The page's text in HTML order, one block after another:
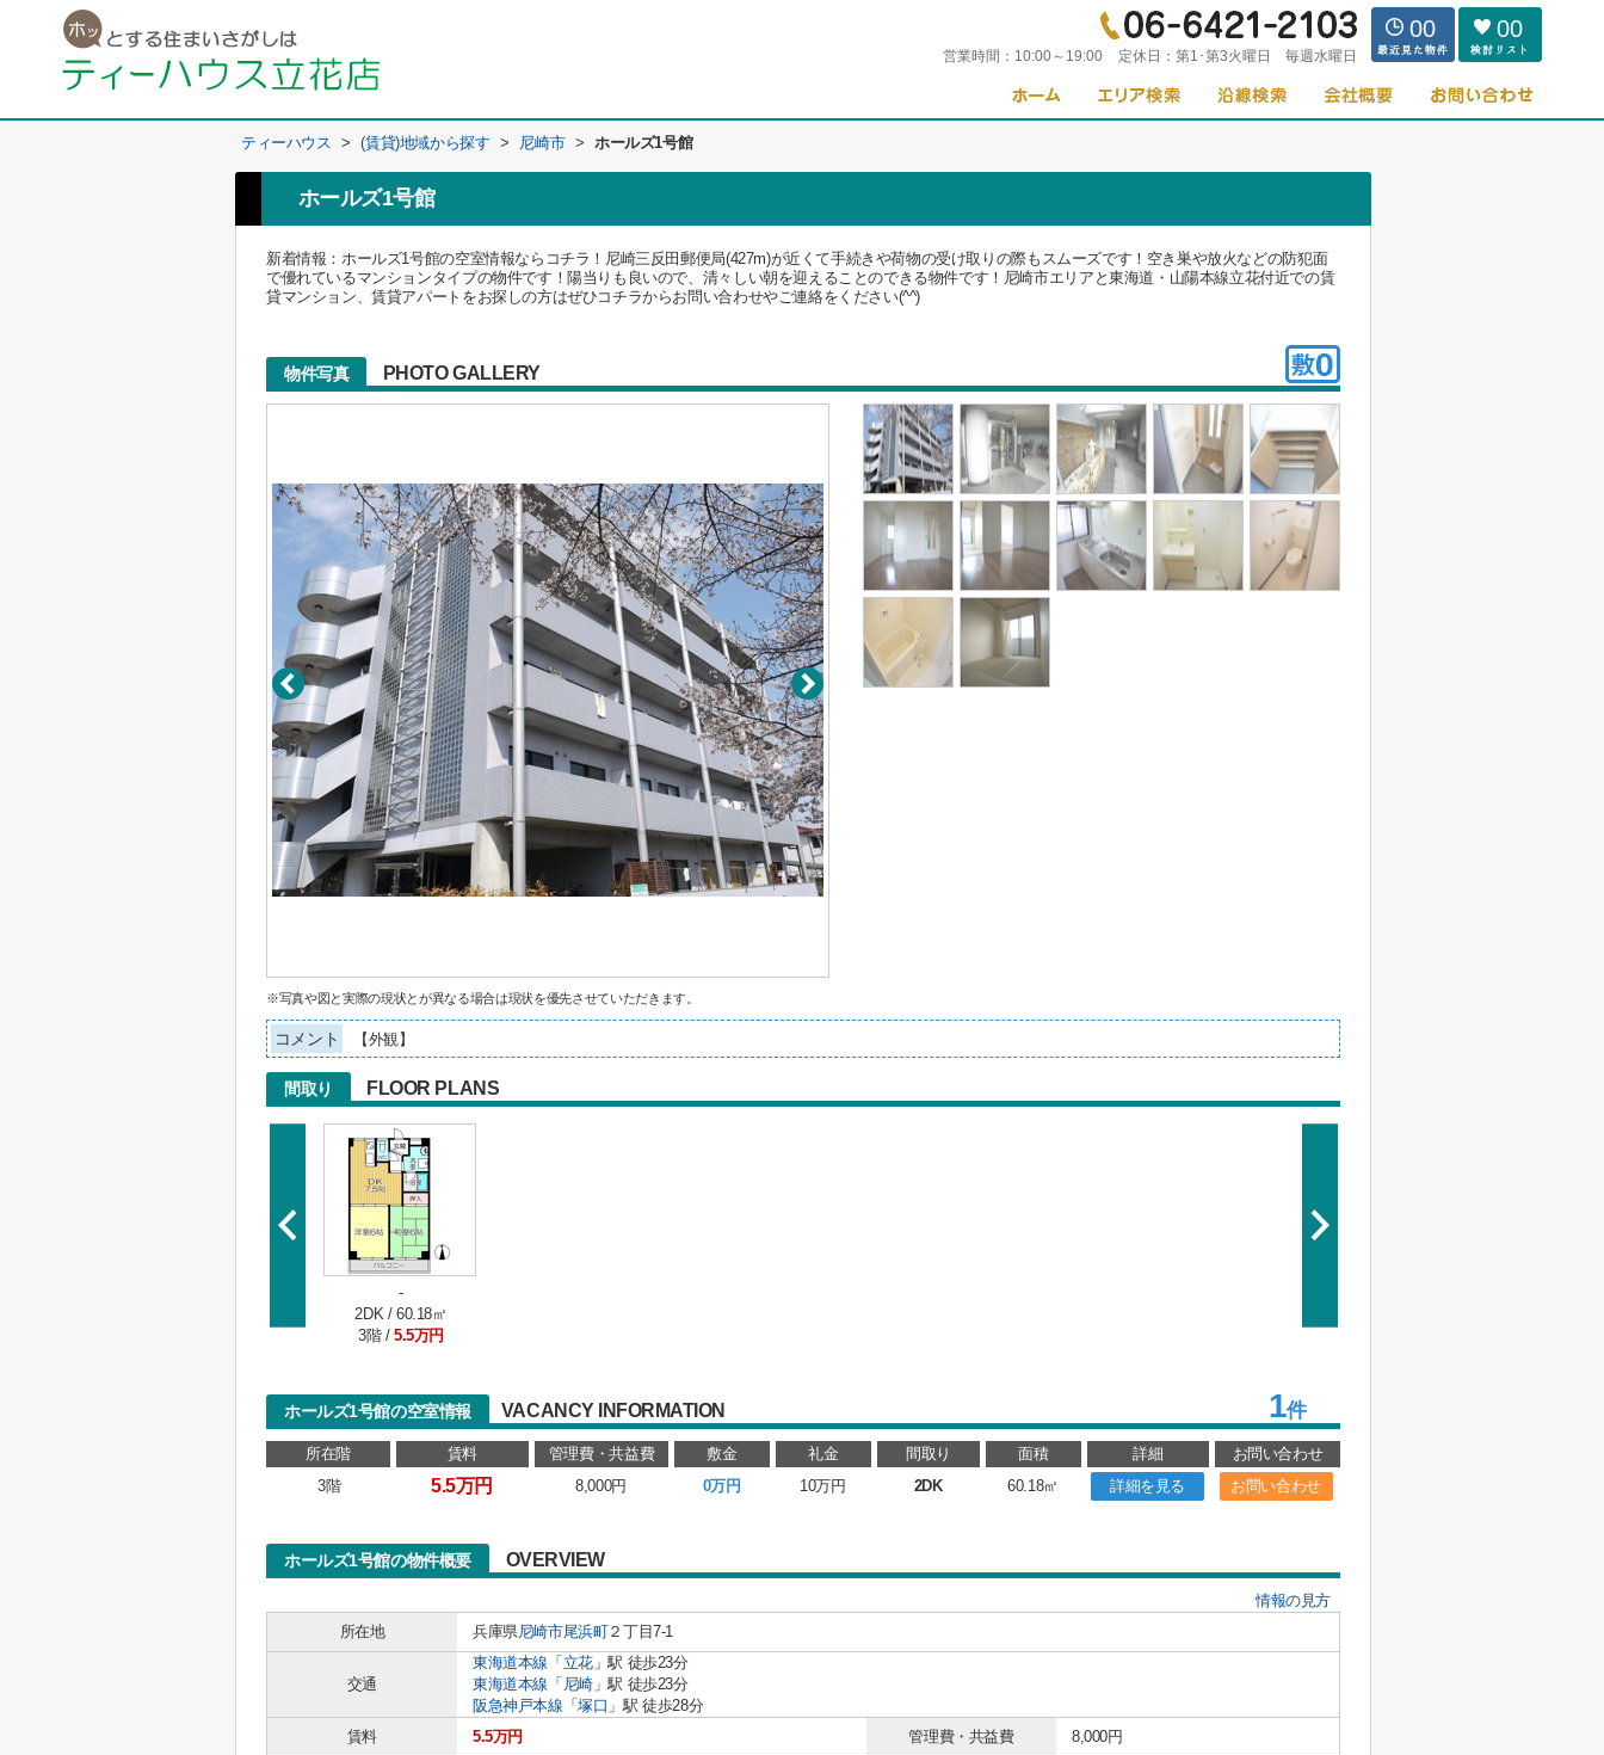
営業時間： 10:00～19:00 定休日： 第1･第3火曜日 毎週水曜日
00 00
ティーハウス > (賃貸)地域から探す > 尼崎市 > ホールズ1号館
ホールズ1号館
新着情報：ホールズ1号館の空室情報ならコチラ！尼崎三反田郵便局(427m)が近くて手続きや荷物の受け取りの際もスムーズです！空き巣や放火などの防犯面
で優れているマンションタイプの物件です！陽当りも良いので、清々しい朝を迎えることのできる物件です！尼崎市エリアと東海道・山陽本線立花付近での賃
貸マンション、賃貸アパートをお探しの方はぜひコチラからお問い合わせやご連絡をください(^^)
物件写真 PHOTO GALLERY
※写真や図と実際の現状とが異なる場合は現状を優先させていただきます。
コメント 【外観】
間取り FLOOR PLANS
-
2DK / 60.18㎡
3階 / 5.5万円
ホールズ1号館の空室情報 VACANCY INFORMATION 1件
所在階 賃料 管理費・共益費 敷金 礼金 間取り 面積 詳細
お問い合わせ
3階
5.5万円 8,000円 0万円 10万円 2DK 60.18㎡ 詳細を見る お問い合わせ
ホールズ1号館の物件概要 OVERVIEW
情報の見方
所在地
兵庫県尼崎市尾浜町２丁目7-1
交通
東海道本線 「 立花」駅 徒歩23分
東海道本線 「 尼崎」駅 徒歩23分
阪急神戸本線 「塚口 」駅 徒歩28分
賃料
5.5万円 管理費・共益費 8,000円